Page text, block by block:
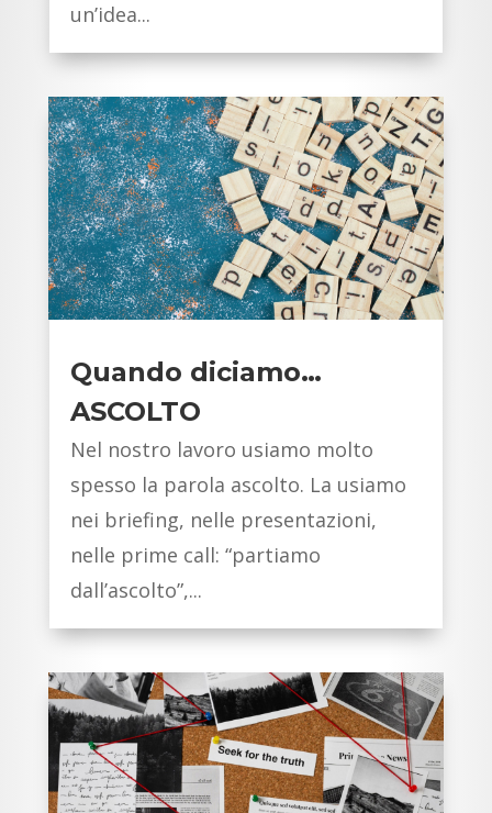
un’idea...
Quando diciamo…
ASCOLTO
Nel nostro lavoro usiamo molto
spesso la parola ascolto. La usiamo
nei briefing, nelle presentazioni,
nelle prime call: “partiamo
dall’ascolto”,...